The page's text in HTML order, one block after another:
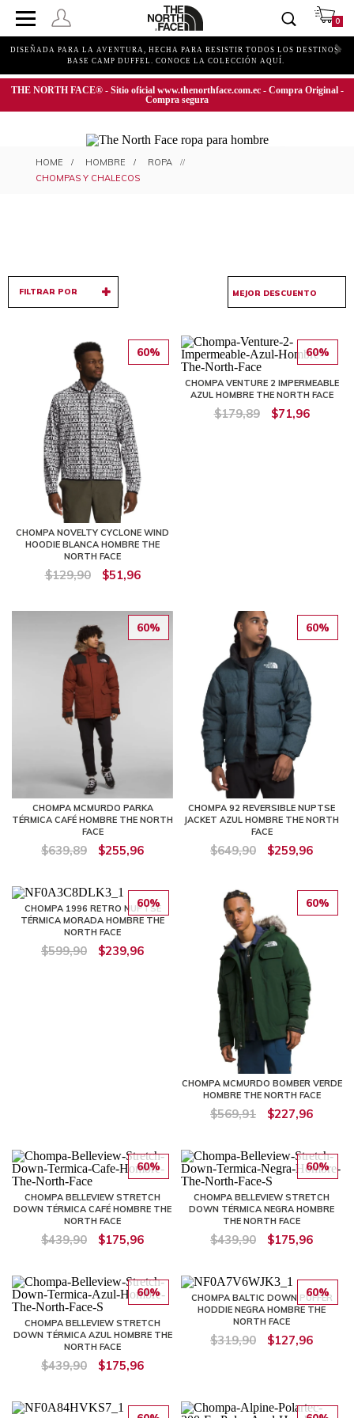
0
DISEÑADA PARA LA AVENTURA, HECHA PARA RESISTIR TODOS LOS DESTINOS.
BASE CAMP DUFFEL. CONOCE LA COLECCIÓN AQUÍ.
THE NORTH FACE® - Sitio oficial www.thenorthface.com.ec - Compra Original -
Compra segura
CHOMPAS Y CHALECOS PARA
HOMBRE
ROPA
CHOMPAS Y CHALECOS
FILTRAR POR
60%
CHOMPA NOVELTY CYCLONE WIND
HOODIE BLANCA HOMBRE THE
NORTH FACE
$129,90 $51,96
60%
CHOMPA VENTURE 2 IMPERMEABLE
AZUL HOMBRE THE NORTH FACE
$179,89 $71,96
60%
CHOMPA MCMURDO PARKA
TÉRMICA CAFÉ HOMBRE THE NORTH
FACE
$639,89 $255,96
60%
CHOMPA 92 REVERSIBLE NUPTSE
JACKET AZUL HOMBRE THE NORTH
FACE
$649,90 $259,96
60%
CHOMPA 1996 RETRO NUPTSE
TÉRMICA MORADA HOMBRE THE
NORTH FACE
$599,90 $239,96
60%
CHOMPA MCMURDO BOMBER VERDE
HOMBRE THE NORTH FACE
$569,91 $227,96
60%
CHOMPA BELLEVIEW STRETCH
DOWN TÉRMICA CAFÉ HOMBRE THE
NORTH FACE
$439,90 $175,96
60%
CHOMPA BELLEVIEW STRETCH
DOWN TÉRMICA NEGRA HOMBRE
THE NORTH FACE
$439,90 $175,96
60%
CHOMPA BELLEVIEW STRETCH
DOWN TÉRMICA AZUL HOMBRE THE
NORTH FACE
$439,90 $175,96
60%
CHOMPA BALTIC DOWN PUFFER
HODDIE NEGRA HOMBRE THE
NORTH FACE
$319,90 $127,96